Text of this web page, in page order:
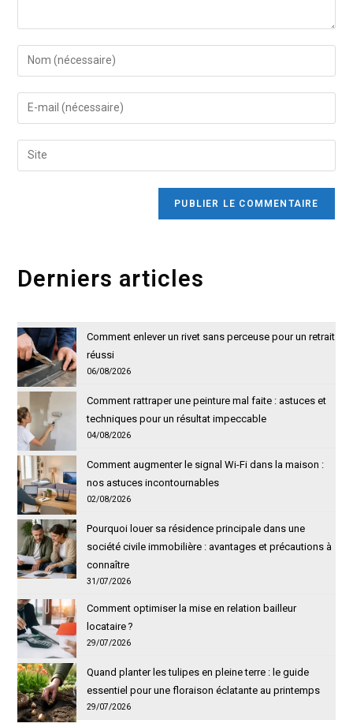
Enter
your
name
comment
Enter
your
email
address
Saisir
l’URL
Derniers articles
Comment enlever un rivet sans perceuse pour un retrait
réussi
06/08/2026
Comment rattraper une peinture mal faite : astuces et
techniques pour un résultat impeccable
04/08/2026
Comment augmenter le signal Wi-Fi dans la maison :
nos astuces incontournables
02/08/2026
Pourquoi louer sa résidence principale dans une
société civile immobilière : avantages et précautions à
connaître
31/07/2026
Comment optimiser la mise en relation bailleur
locataire ?
29/07/2026
Quand planter les tulipes en pleine terre : le guide
essentiel pour une floraison éclatante au printemps
29/07/2026